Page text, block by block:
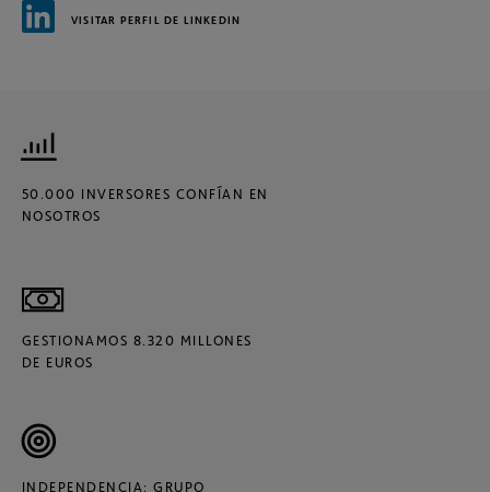
VISITAR PERFIL DE LINKEDIN
50.000 INVERSORES CONFÍAN EN
NOSOTROS
GESTIONAMOS 8.320 MILLONES
DE EUROS
INDEPENDENCIA: GRUPO